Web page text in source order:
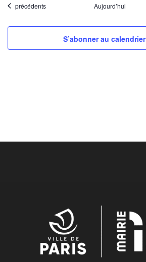
Évènements
précédents Aujourd’hui
S’abonner au calendrier